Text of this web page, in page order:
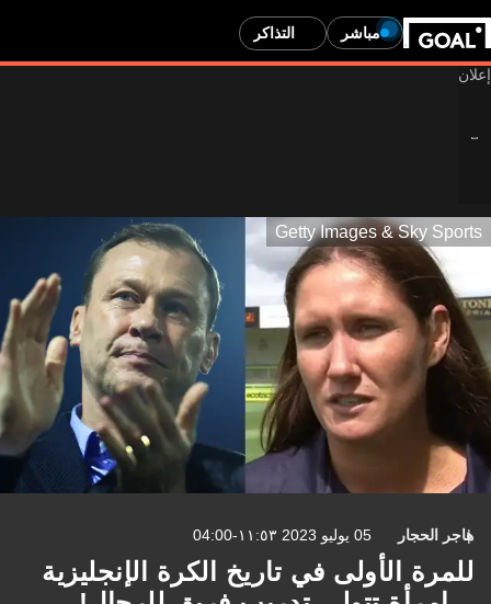
مباشر التذاكر
Getty Images & Sky Sports
هاجر الحجار 05 يوليو 2023 ١١:٥٣-04:00
للمرة الأولى في تاريخ الكرة الإنجليزية